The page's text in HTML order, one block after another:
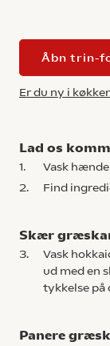
Åbn trin-
Er du ny i
Lad os
1. Vask
2.
Find
Skær
3.
Vask
ud med en
tykkelse på
Panere